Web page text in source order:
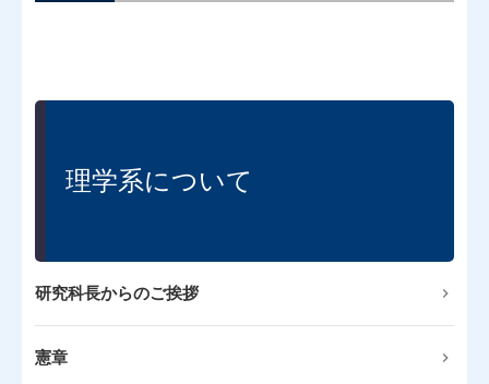
理学系について
研究科長からのご挨拶
憲章